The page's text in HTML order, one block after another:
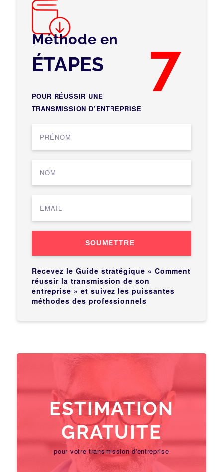
Méthode en 7
ÉTAPES
POUR RÉUSSIR UNE
TRANSMISSION D’ENTREPRISE
SOUMETTRE
Recevez le Guide stratégique « Comment
réussir la transmission de son
entreprise » et suivez les puissantes
méthodes des professionnels
ESTIMATION
GRATUITE
pour votre transmission d'entreprise